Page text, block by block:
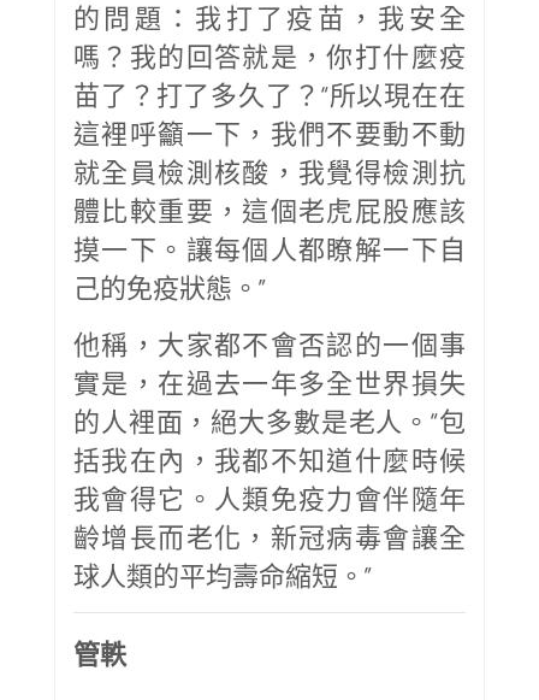
的問題：我打了疫苗，我安全
嗎？我的回答就是，你打什麼疫
苗了？打了多久了？“所以現在在
這裡呼籲一下，我們不要動不動
就全員檢測核酸，我覺得檢測抗
體比較重要，這個老虎屁股應該
摸一下。讓每個人都瞭解一下自
己的免疫狀態。”
他稱，大家都不會否認的一個事
實是，在過去一年多全世界損失
的人裡面，絕大多數是老人。“包
括我在內，我都不知道什麼時候
我會得它。人類免疫力會伴隨年
齡增長而老化，新冠病毒會讓全
球人類的平均壽命縮短。”
管軼